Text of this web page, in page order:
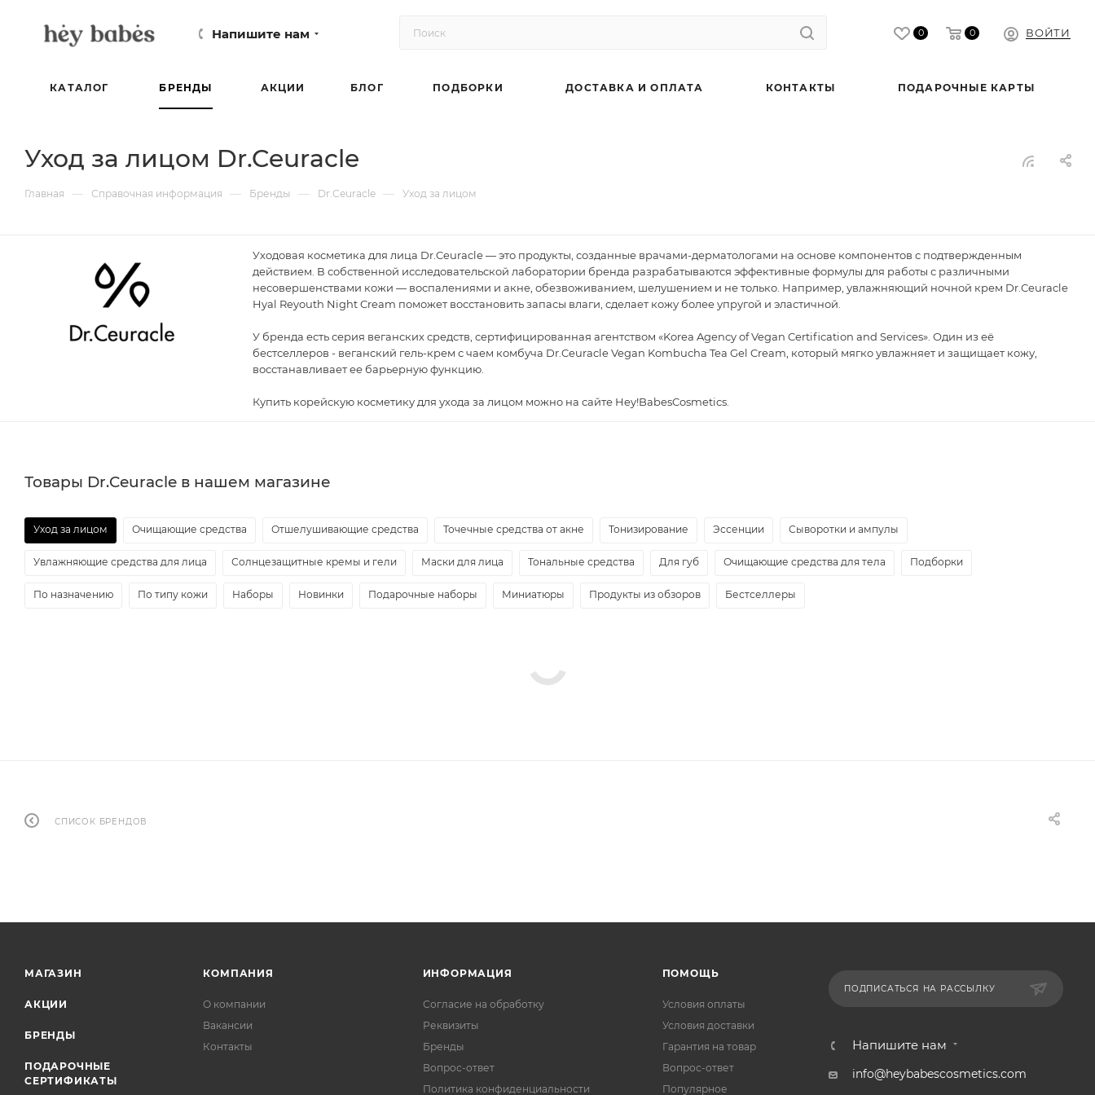
Напишите нам 0 0 ВОЙТИ
КАТАЛОГ БРЕНДЫ АКЦИИ БЛОГ ПОДБОРКИ ДОСТАВКА И ОПЛАТА КОНТАКТЫ ПОДАРОЧНЫЕ КАРТЫ
Уход за лицом Dr.Ceuracle
Главная — Справочная информация — Бренды — Dr.Ceuracle — Уход за лицом
Уходовая косметика для лица Dr.Ceuracle — это продукты, созданные врачами-дерматологами на основе компонентов с подтвержденным
действием. В собственной исследовательской лаборатории бренда разрабатываются эффективные формулы для работы с различными
несовершенствами кожи — воспалениями и акне, обезвоживанием, шелушением и не только. Например, увлажняющий ночной крем Dr.Ceuracle
Hyal Reyouth Night Cream поможет восстановить запасы влаги, сделает кожу более упругой и эластичной.
У бренда есть серия веганских средств, сертифицированная агентством «Korea Agency of Vegan Certification and Services». Один из её
бестселлеров - веганский гель-крем с чаем комбуча Dr.Ceuracle Vegan Kombucha Tea Gel Cream, который мягко увлажняет и защищает кожу,
восстанавливает ее барьерную функцию.
Купить корейскую косметику для ухода за лицом можно на сайте Hey!BabesCosmetics.
Товары Dr.Ceuracle в нашем магазине
Уход за лицом Очищающие средства Отшелушивающие средства Точечные средства от акне Тонизирование Эссенции Сыворотки и ампулы
Увлажняющие средства для лица Солнцезащитные кремы и гели Маски для лица Тональные средства Для губ Очищающие средства для тела Подборки
По назначению По типу кожи Наборы Новинки Подарочные наборы Миниатюры Продукты из обзоров Бестселлеры
СПИСОК БРЕНДОВ
МАГАЗИН
АКЦИИ
БРЕНДЫ
ПОДАРОЧНЫЕ
СЕРТИФИКАТЫ
КОМПАНИЯ
О компании
Вакансии
Контакты
ИНФОРМАЦИЯ
Согласие на обработку
Реквизиты
Бренды
Вопрос-ответ
Политика конфиденциальности
ПОМОЩЬ
Условия оплаты
Условия доставки
Гарантия на товар
Вопрос-ответ
Популярное
ПОДПИСАТЬСЯ НА РАССЫЛКУ
Напишите нам
info@heybabescosmetics.com